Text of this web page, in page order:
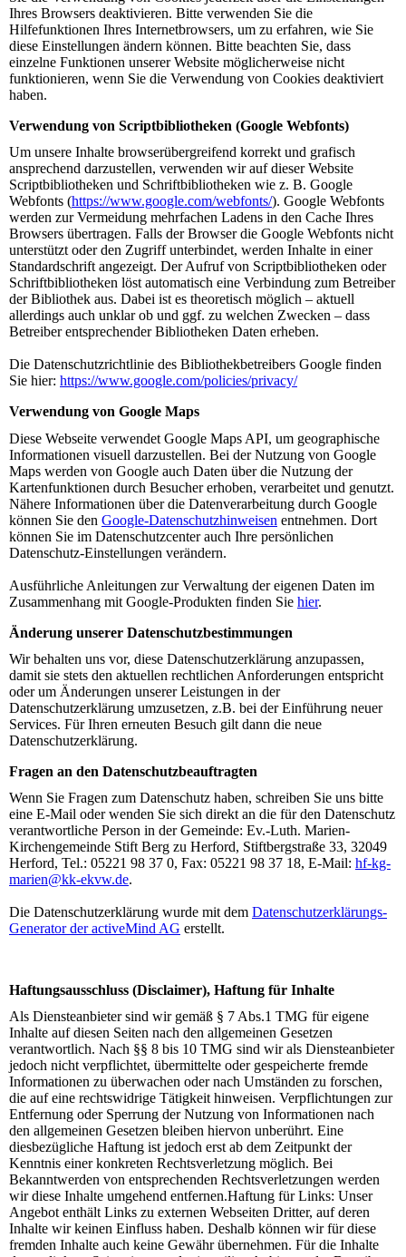
Ihres Browsers deaktivieren. Bitte verwenden Sie die
Hilfefunktionen Ihres Internetbrowsers, um zu erfahren, wie Sie
diese Einstellungen ändern können. Bitte beachten Sie, dass
einzelne Funktionen unserer Website möglicherweise nicht
funktionieren, wenn Sie die Verwendung von Cookies deaktiviert
haben.
Verwendung von Scriptbibliotheken (Google Webfonts)
Um unsere Inhalte browserübergreifend korrekt und grafisch
ansprechend darzustellen, verwenden wir auf dieser Website
Scriptbibliotheken und Schriftbibliotheken wie z. B. Google
Webfonts (https://www.google.com/webfonts/). Google Webfonts
werden zur Vermeidung mehrfachen Ladens in den Cache Ihres
Browsers übertragen. Falls der Browser die Google Webfonts nicht
unterstützt oder den Zugriff unterbindet, werden Inhalte in einer
Standardschrift angezeigt. Der Aufruf von Scriptbibliotheken oder
Schriftbibliotheken löst automatisch eine Verbindung zum Betreiber
der Bibliothek aus. Dabei ist es theoretisch möglich – aktuell
allerdings auch unklar ob und ggf. zu welchen Zwecken – dass
Betreiber entsprechender Bibliotheken Daten erheben.
Die Datenschutzrichtlinie des Bibliothekbetreibers Google finden
Sie hier: https://www.google.com/policies/privacy/
Verwendung von Google Maps
Diese Webseite verwendet Google Maps API, um geographische
Informationen visuell darzustellen. Bei der Nutzung von Google
Maps werden von Google auch Daten über die Nutzung der
Kartenfunktionen durch Besucher erhoben, verarbeitet und genutzt.
Nähere Informationen über die Datenverarbeitung durch Google
können Sie den Google-Datenschutzhinweisen entnehmen. Dort
können Sie im Datenschutzcenter auch Ihre persönlichen
Datenschutz-Einstellungen verändern.
Ausführliche Anleitungen zur Verwaltung der eigenen Daten im
Zusammenhang mit Google-Produkten finden Sie hier.
Änderung unserer Datenschutzbestimmungen
Wir behalten uns vor, diese Datenschutzerklärung anzupassen,
damit sie stets den aktuellen rechtlichen Anforderungen entspricht
oder um Änderungen unserer Leistungen in der
Datenschutzerklärung umzusetzen, z.B. bei der Einführung neuer
Services. Für Ihren erneuten Besuch gilt dann die neue
Datenschutzerklärung.
Fragen an den Datenschutzbeauftragten
Wenn Sie Fragen zum Datenschutz haben, schreiben Sie uns bitte
eine E-Mail oder wenden Sie sich direkt an die für den Datenschutz
verantwortliche Person in der Gemeinde: Ev.-Luth. Marien-
Kirchengemeinde Stift Berg zu Herford, Stiftbergstraße 33, 32049
Herford, Tel.: 05221 98 37 0, Fax: 05221 98 37 18, E-Mail: hf-kg-
marien@kk-ekvw.de.
Die Datenschutzerklärung wurde mit dem Datenschutzerklärungs-
Generator der activeMind AG erstellt.
Haftungsausschluss (Disclaimer), Haftung für Inhalte
Als Diensteanbieter sind wir gemäß § 7 Abs.1 TMG für eigene
Inhalte auf diesen Seiten nach den allgemeinen Gesetzen
verantwortlich. Nach §§ 8 bis 10 TMG sind wir als Diensteanbieter
jedoch nicht verpflichtet, übermittelte oder gespeicherte fremde
Informationen zu überwachen oder nach Umständen zu forschen,
die auf eine rechtswidrige Tätigkeit hinweisen. Verpflichtungen zur
Entfernung oder Sperrung der Nutzung von Informationen nach
den allgemeinen Gesetzen bleiben hiervon unberührt. Eine
diesbezügliche Haftung ist jedoch erst ab dem Zeitpunkt der
Kenntnis einer konkreten Rechtsverletzung möglich. Bei
Bekanntwerden von entsprechenden Rechtsverletzungen werden
wir diese Inhalte umgehend entfernen.Haftung für Links: Unser
Angebot enthält Links zu externen Webseiten Dritter, auf deren
Inhalte wir keinen Einfluss haben. Deshalb können wir für diese
fremden Inhalte auch keine Gewähr übernehmen. Für die Inhalte